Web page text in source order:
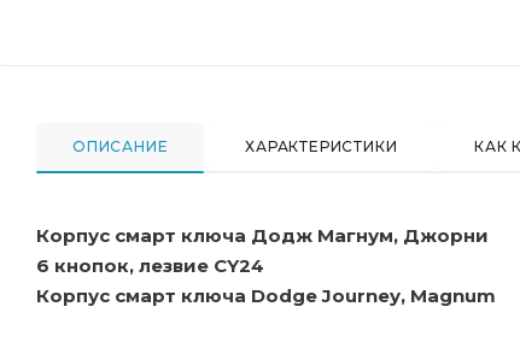
ОПИСАНИЕ ХАРАКТЕРИСТИКИ КАК
Корпус смарт ключа Додж Магнум, Джорни
6 кнопок, лезвие CY24
Корпус смарт ключа Dodge Journey, Magnum